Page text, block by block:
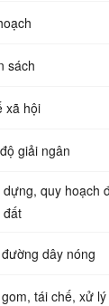
sách
xã hội
giải ngân
quy hoạch
đất
dây nóng
tái chế, xử